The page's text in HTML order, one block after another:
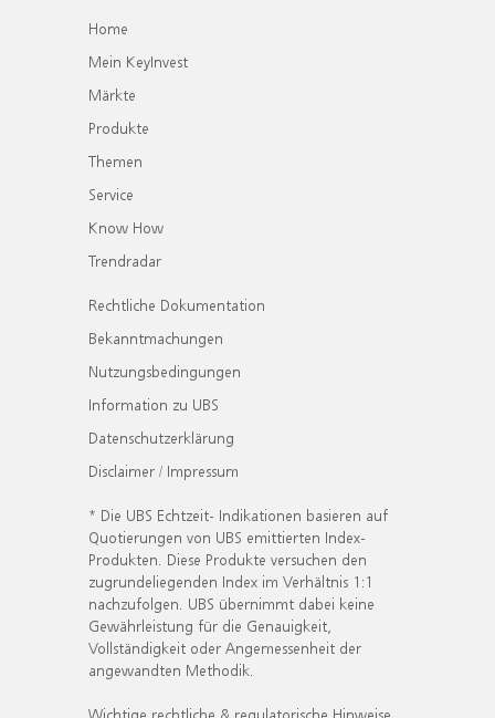
Home
Mein KeyInvest
Märkte
Produkte
Themen
Service
Know How
Trendradar
Rechtliche Dokumentation
Bekanntmachungen
Nutzungsbedingungen
Information zu UBS
Datenschutzerklärung
Disclaimer / Impressum
* Die UBS Echtzeit- Indikationen basieren auf
Quotierungen von UBS emittierten Index-
Produkten. Diese Produkte versuchen den
zugrundeliegenden Index im Verhältnis 1:1
nachzufolgen. UBS übernimmt dabei keine
Gewährleistung für die Genauigkeit,
Vollständigkeit oder Angemessenheit der
angewandten Methodik.